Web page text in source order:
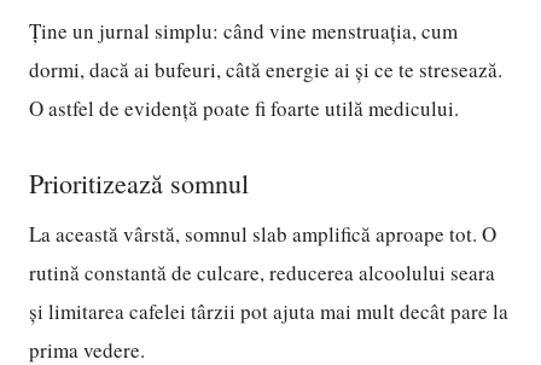
Ține un jurnal simplu: când vine menstruația, cum
dormi, dacă ai bufeuri, câtă energie ai și ce te stresează.
O astfel de evidență poate fi foarte utilă medicului.
Prioritizează somnul
La această vârstă, somnul slab amplifică aproape tot. O
rutină constantă de culcare, reducerea alcoolului seara
și limitarea cafelei târzii pot ajuta mai mult decât pare la
prima vedere.